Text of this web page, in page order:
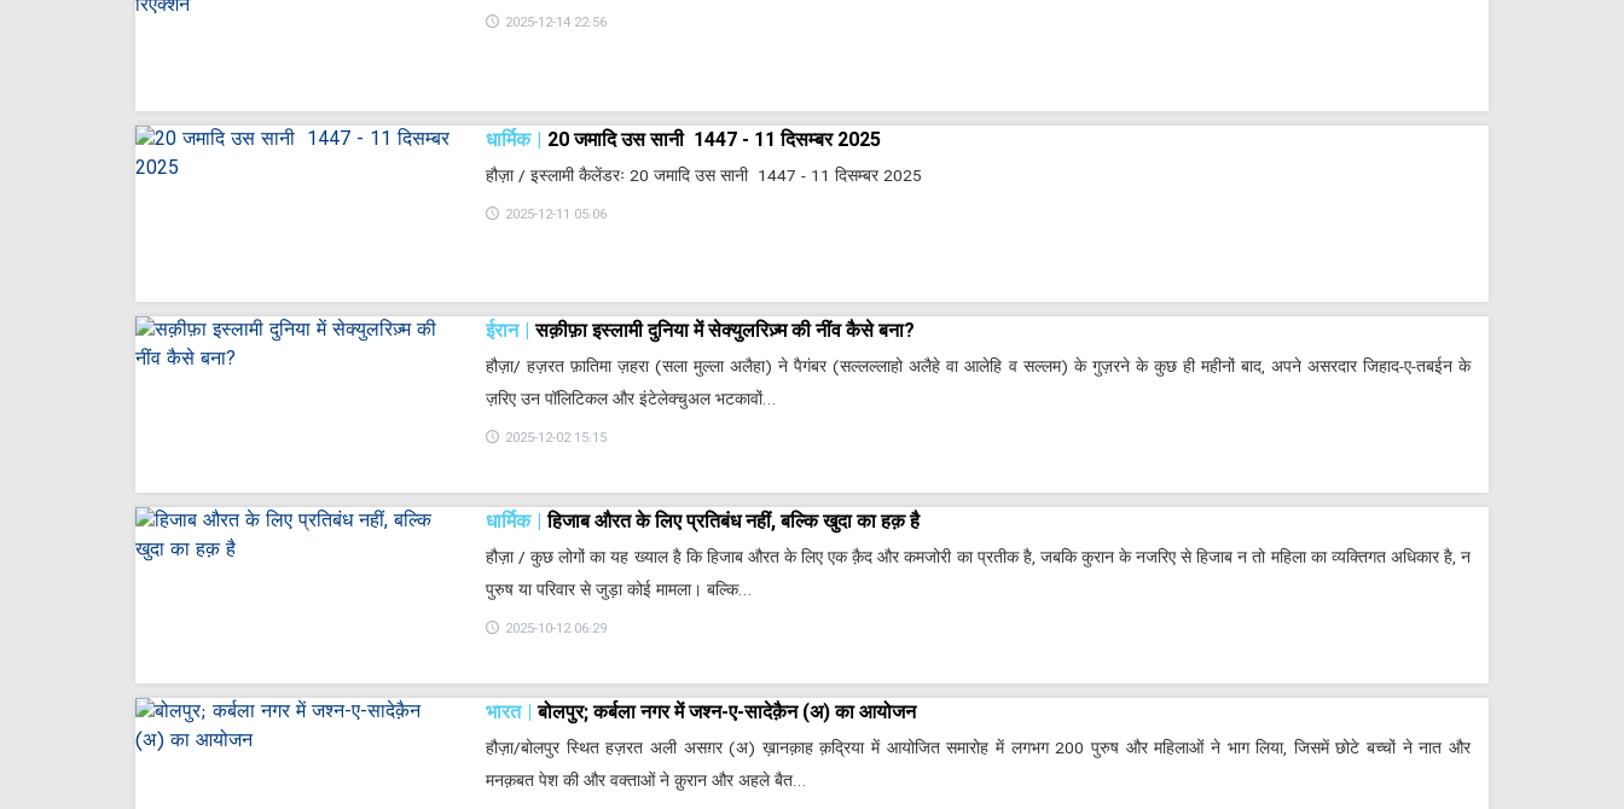
2025-12-14 22:56
धार्मिक 20 जमादि उस सानी 1447 - 11 दिसम्बर 2025
हौज़ा / इस्लामी कैलेंडरः 20 जमादि उस सानी 1447 - 11 दिसम्बर 2025
2025-12-11 05:06
ईरान सक़ीफ़ा इस्लामी दुनिया में सेक्युलरिज़्म की नींव कैसे बना?
हौज़ा/ हज़रत फ़ातिमा ज़हरा (सला मुल्ला अलैहा) ने पैगंबर (सल्लल्लाहो अलैहे वा आलेहि व सल्लम) के गुज़रने के कुछ ही महीनों बाद, अपने असरदार जिहाद-ए-तबईन के
ज़रिए उन पॉलिटिकल और इंटेलेक्चुअल भटकावों…
2025-12-02 15:15
धार्मिक हिजाब औरत के लिए प्रतिबंध नहीं, बल्कि खुदा का हक़ है
हौज़ा / कुछ लोगों का यह ख्याल है कि हिजाब औरत के लिए एक क़ैद और कमजोरी का प्रतीक है, जबकि कुरान के नजरिए से हिजाब न तो महिला का व्यक्तिगत अधिकार है, न
पुरुष या परिवार से जुड़ा कोई मामला। बल्कि…
2025-10-12 06:29
भारत बोलपुर; कर्बला नगर में जश्न-ए-सादेक़ैन (अ) का आयोजन
हौज़ा/बोलपुर स्थित हज़रत अली असग़र (अ) ख़ानक़ाह क़द्रिया में आयोजित समारोह में लगभग 200 पुरुष और महिलाओं ने भाग लिया, जिसमें छोटे बच्चों ने नात और
मनक़बत पेश की और वक्ताओं ने क़ुरान और अहले बैत…